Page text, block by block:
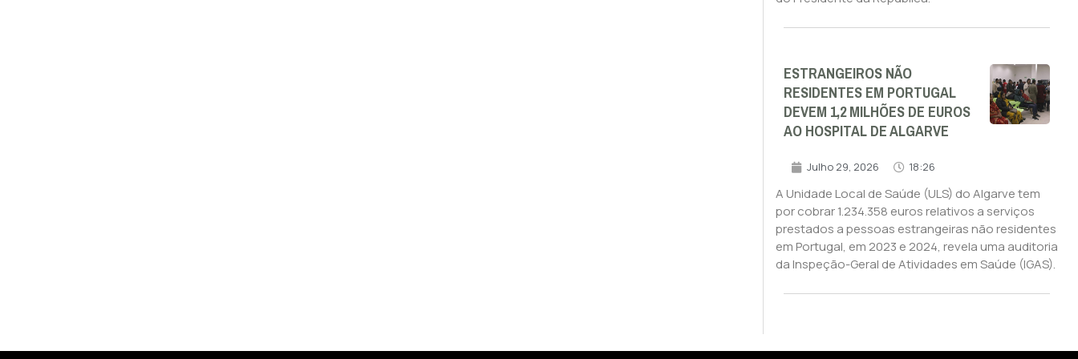
ESTRANGEIROS NÃO
RESIDENTES EM PORTUGAL
DEVEM 1,2 MILHÕES DE EUROS
AO HOSPITAL DE ALGARVE
Julho 29, 2026 18:26
A Unidade Local de Saúde (ULS) do Algarve tem
por cobrar 1.234.358 euros relativos a serviços
prestados a pessoas estrangeiras não residentes
em Portugal, em 2023 e 2024, revela uma auditoria
da Inspeção-Geral de Atividades em Saúde (IGAS).